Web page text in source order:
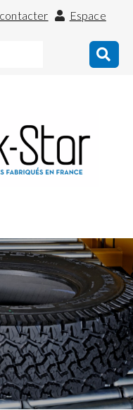
Espace